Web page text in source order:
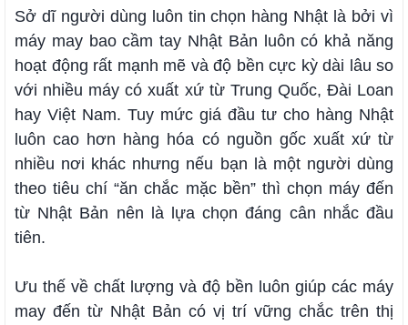
Sở dĩ người dùng luôn tin chọn hàng Nhật là bởi vì
máy may bao cầm tay Nhật Bản luôn có khả năng
hoạt động rất mạnh mẽ và độ bền cực kỳ dài lâu so
với nhiều máy có xuất xứ từ Trung Quốc, Đài Loan
hay Việt Nam. Tuy mức giá đầu tư cho hàng Nhật
luôn cao hơn hàng hóa có nguồn gốc xuất xứ từ
nhiều nơi khác nhưng nếu bạn là một người dùng
theo tiêu chí “ăn chắc mặc bền” thì chọn máy đến
từ Nhật Bản nên là lựa chọn đáng cân nhắc đầu
tiên.
Ưu thế về chất lượng và độ bền luôn giúp các máy
may đến từ Nhật Bản có vị trí vững chắc trên thị